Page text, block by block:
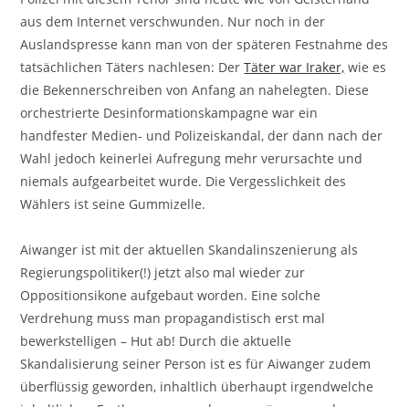
aus dem Internet verschwunden. Nur noch in der
Auslandspresse kann man von der späteren Festnahme des
tatsächlichen Täters nachlesen: DerTäter war Iraker, wie es
die Bekennerschreiben von Anfang an nahelegten. Diese
orchestrierte Desinformationskampagne war ein
handfester Medien- und Polizeiskandal, der dann nach der
Wahl jedoch keinerlei Aufregung mehr verursachte und
niemals aufgearbeitet wurde. Die Vergesslichkeit des
Wählers ist seine Gummizelle.
Aiwanger ist mit der aktuellen Skandalinszenierung als
Regierungspolitiker(!) jetzt also mal wieder zur
Oppositionsikone aufgebaut worden. Eine solche
Verdrehung muss man propagandistisch erst mal
bewerkstelligen – Hut ab! Durch die aktuelle
Skandalisierung seiner Person ist es für Aiwanger zudem
überflüssig geworden, inhaltlich überhaupt irgendwelche